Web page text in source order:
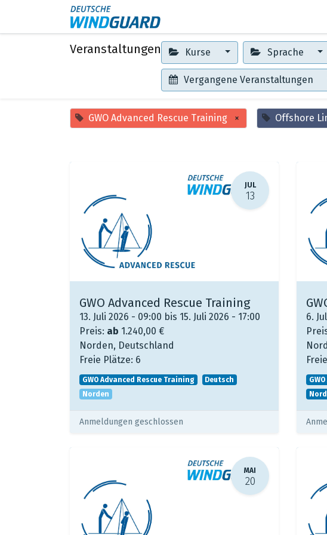
Veranstaltungen Kurse Sprache
Vergangene Veranstaltungen
GWO Advanced Rescue Training × Offshore
JUL
13
GWO Advanced Rescue Training
13. Juli 2026 - 09:00 bis 15. Juli 2026 - 17:00
Preis: ab 1.240,00 €
Norden, Deutschland
Freie Plätze: 6
GWO Advanced Rescue Training
Deutsch
Norden
Anmeldungen geschlossen
6.
MAI
20